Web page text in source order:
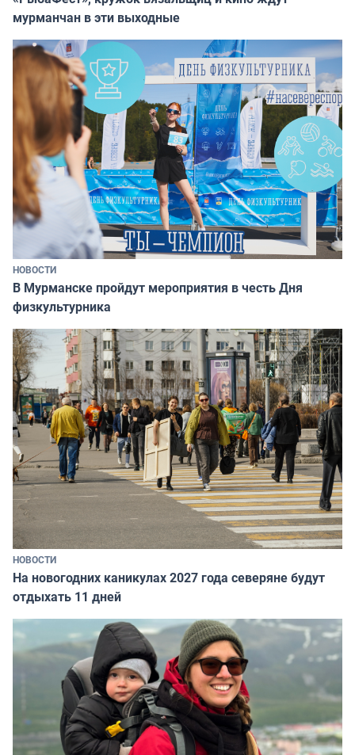
мурманчан в эти выходные
НОВОСТИ
В Мурманске пройдут мероприятия в честь Дня
физкультурника
НОВОСТИ
На новогодних каникулах 2027 года северяне будут
отдыхать 11 дней